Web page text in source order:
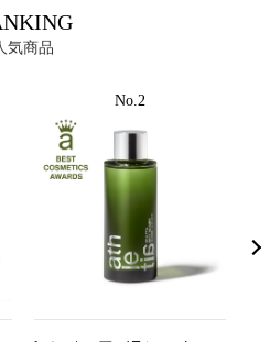
気商品
No.2